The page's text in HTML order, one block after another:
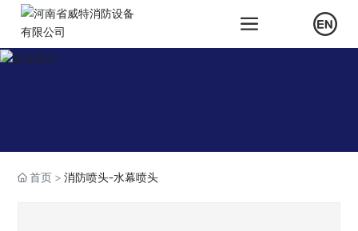
首页 消防喷头-水幕喷头